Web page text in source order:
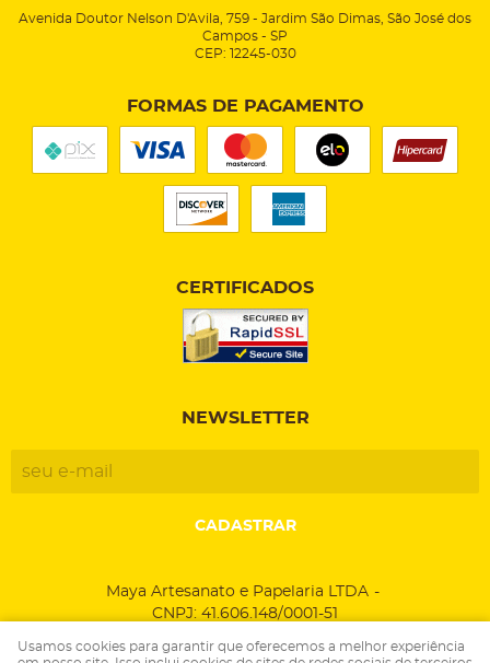
Avenida Doutor Nelson D'Avila, 759 - Jardim São Dimas, São José dos
Campos - SP
CEP: 12245-030
FORMAS DE PAGAMENTO
CERTIFICADOS
NEWSLETTER
CADASTRAR
Maya Artesanato e Papelaria LTDA
CNPJ: 41.606.148/0001-51
Usamos cookies para garantir que oferecemos a melhor experiência